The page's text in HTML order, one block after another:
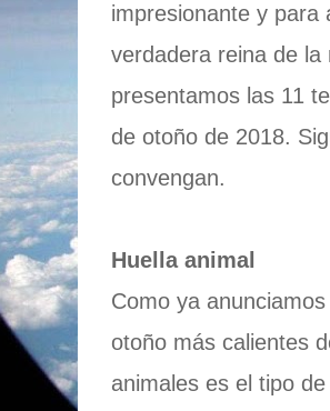
impresionante y para
verdadera reina de
presentamos las 11
de otoño de 2018.
convengan.
Huella animal
Como ya
otoño más calientes
animales es el tipo